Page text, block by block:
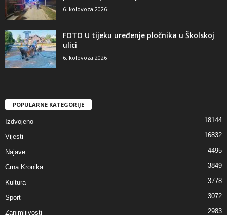
6. kolovoza 2026
FOTO U tijeku uređenje pločnika u Školskoj
ulici
6. kolovoza 2026
POPULARNE KATEGORIJE
Izdvojeno 18144
Vijesti 16832
Najave 4495
Crna Kronika 3849
Kultura 3778
Sport 3072
Zanimljivosti 2983